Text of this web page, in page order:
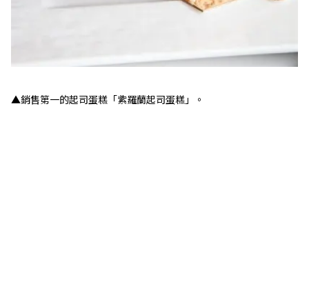
▲銷售第一的起司蛋糕「紫羅蘭起司蛋糕」。